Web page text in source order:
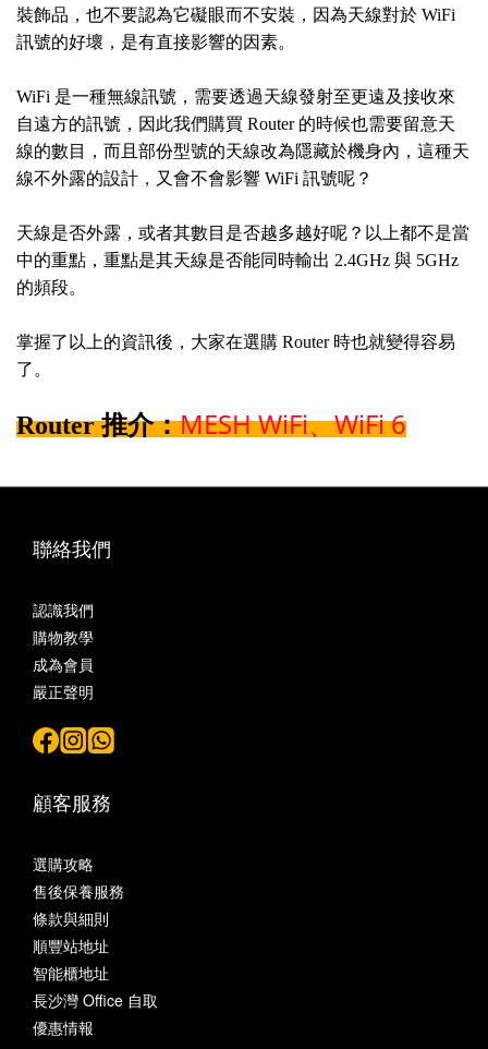
裝飾品，也不要認為它礙眼而不安裝，因為天線對於 WiFi
訊號的好壞，是有直接影響的因素。
WiFi 是一種無線訊號，需要透過天線發射至更遠及接收來
自遠方的訊號，因此我們購買 Router 的時候也需要留意天
線的數目，而且部份型號的天線改為隱藏於機身內，這種天
線不外露的設計，又會不會影響 WiFi 訊號呢？
天線是否外露，或者其數目是否越多越好呢？以上都不是當
中的重點，重點是其天線是否能同時輸出 2.4GHz 與 5GHz
的頻段。
掌握了以上的資訊後，大家在選購 Router 時也就變得容易
了。
Router 推介：MESH WiFi、WiFi 6
聯絡我們
認識我們
購物教學
成為會員
嚴正聲明
顧客服務
選購攻略
售後保養服務
條款與細則
順豐站地址
智能櫃地址
長沙灣 Office 自取
優惠情報